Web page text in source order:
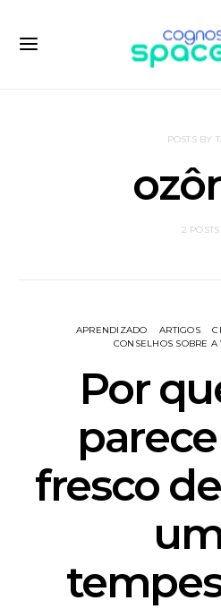
POSTS BY
2 POSTS
APRENDIZADO ARTIGOS
CONSELHOS SOBRE A
Por
fresco